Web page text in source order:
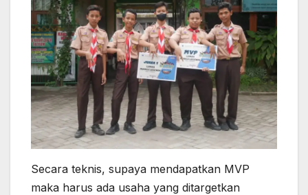
Secara teknis, supaya mendapatkan MVP
maka harus ada usaha yang ditargetkan